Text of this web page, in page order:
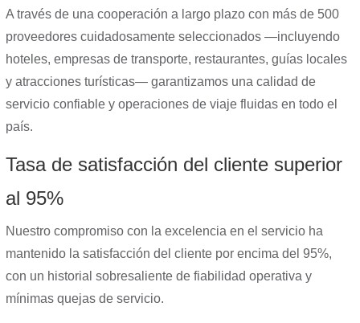
A través de una cooperación a largo plazo con más de 500
proveedores cuidadosamente seleccionados —incluyendo
hoteles, empresas de transporte, restaurantes, guías locales
y atracciones turísticas— garantizamos una calidad de
servicio confiable y operaciones de viaje fluidas en todo el
país.
Tasa de satisfacción del cliente superior
al 95%
Nuestro compromiso con la excelencia en el servicio ha
mantenido la satisfacción del cliente por encima del 95%,
con un historial sobresaliente de fiabilidad operativa y
mínimas quejas de servicio.